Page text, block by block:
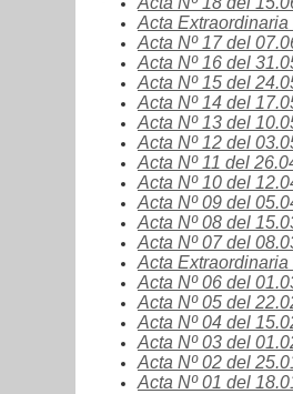
Acta Extraordinaria
Acta Nº17del
Acta Nº16 del
Acta Nº15 del
Acta Nº14 del
Acta Nº13 del
Acta Nº12 del
Acta Nº11 del
Acta Nº10 del
Acta Nº09 del
Acta Nº08 del
Acta Nº07del
Acta Extraordinaria
Acta Nº06 del
Acta Nº05 del
Acta Nº04 del
Acta Nº03 del
Acta Nº02 del
Acta Nº01 del